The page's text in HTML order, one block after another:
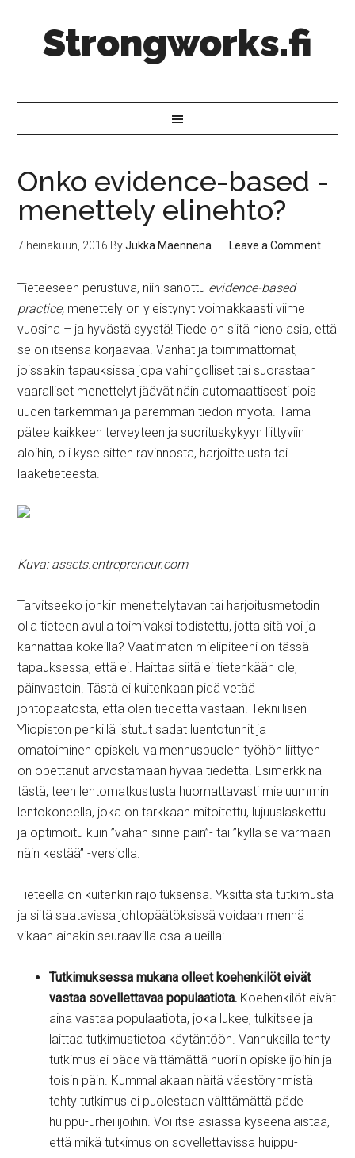
Strongworks.fi
Onko evidence-based -
menettely elinehto?
7 heinäkuun, 2016 ByJukka Mäennenä Leave a Comment
Tieteeseen perustuva, niin sanottu evidence-based
practice, menettely on yleistynyt voimakkaasti viime
vuosina – ja hyvästä syystä! Tiede on siitä hieno asia, että
se on itsensä korjaavaa. Vanhat ja toimimattomat,
joissakin tapauksissa jopa vahingolliset tai suorastaan
vaaralliset menettelyt jäävät näin automaattisesti pois
uuden tarkemman ja paremman tiedon myötä. Tämä
pätee kaikkeen terveyteen ja suorituskykyyn liittyviin
aloihin, oli kyse sitten ravinnosta, harjoittelusta tai
lääketieteestä.
Kuva: assets.entrepreneur.com
Tarvitseeko jonkin menettelytavan tai harjoitusmetodin
olla tieteen avulla toimivaksi todistettu, jotta sitä voi ja
kannattaa kokeilla? Vaatimaton mielipiteeni on tässä
tapauksessa, että ei. Haittaa siitä ei tietenkään ole,
päinvastoin. Tästä ei kuitenkaan pidä vetää
johtopäätöstä, että olen tiedettä vastaan. Teknillisen
Yliopiston penkillä istutut sadat luentotunnit ja
omatoiminen opiskelu valmennuspuolen työhön liittyen
on opettanut arvostamaan hyvää tiedettä. Esimerkkinä
tästä, teen lentomatkustusta huomattavasti mieluummin
lentokoneella, joka on tarkkaan mitoitettu, lujuuslaskettu
ja optimoitu kuin ”vähän sinne päin”- tai ”kyllä se varmaan
näin kestää” -versiolla.
Tieteellä on kuitenkin rajoituksensa. Yksittäistä tutkimusta
ja siitä saatavissa johtopäätöksissä voidaan mennä
vikaan ainakin seuraavilla osa-alueilla:
Tutkimuksessa mukana olleet koehenkilöt eivät
vastaa sovellettavaa populaatiota. Koehenkilöt eivät
aina vastaa populaatiota, joka lukee, tulkitsee ja
laittaa tutkimustietoa käytäntöön. Vanhuksilla tehty
tutkimus ei päde välttämättä nuoriin opiskelijoihin ja
toisin päin. Kummallakaan näitä väestöryhmistä
tehty tutkimus ei puolestaan välttämättä päde
huippu-urheilijoihin. Voi itse asiassa kyseenalaistaa,
että mikä tutkimus on sovellettavissa huippu-